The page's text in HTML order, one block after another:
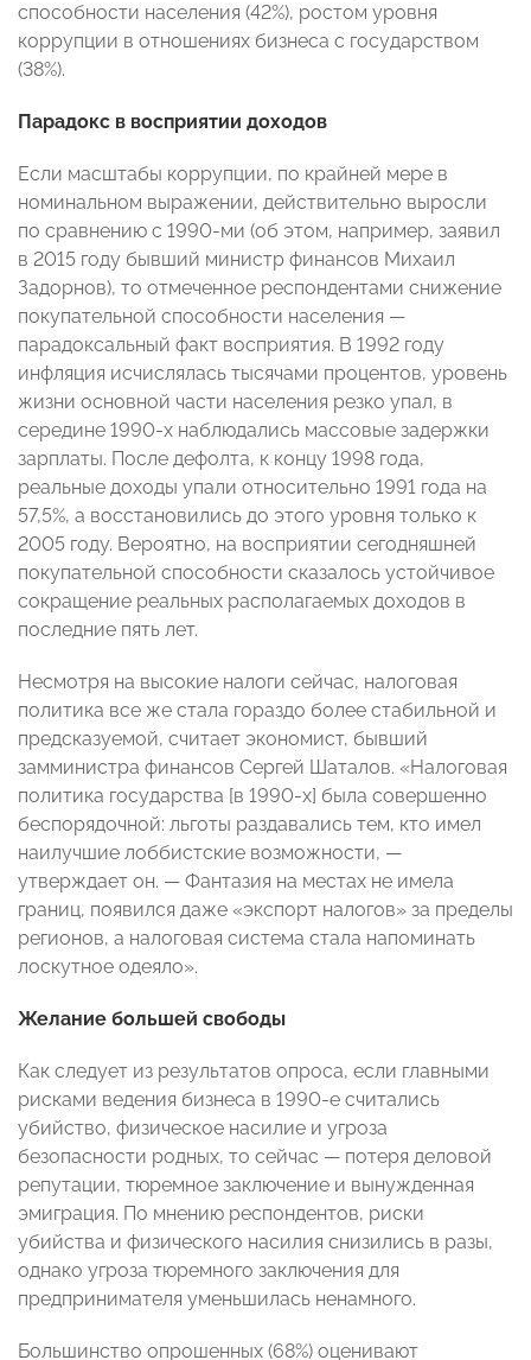
способности населения (42%), ростом уровня
коррупции в отношениях бизнеса с государством
(38%).
Парадокс в восприятии доходов
Если масштабы коррупции, по крайней мере в
номинальном выражении, действительно выросли
по сравнению с 1990-ми (об этом, например, заявил
в 2015 году бывший министр финансов Михаил
Задорнов), то отмеченное респондентами снижение
покупательной способности населения —
парадоксальный факт восприятия. В 1992 году
инфляция исчислялась тысячами процентов, уровень
жизни основной части населения резко упал, в
середине 1990-х наблюдались массовые задержки
зарплаты. После дефолта, к концу 1998 года,
реальные доходы упали относительно 1991 года на
57,5%, а восстановились до этого уровня только к
2005 году. Вероятно, на восприятии сегодняшней
покупательной способности сказалось устойчивое
сокращение реальных располагаемых доходов в
последние пять лет.
Несмотря на высокие налоги сейчас, налоговая
политика все же стала гораздо более стабильной и
предсказуемой, считает экономист, бывший
замминистра финансов Сергей Шаталов. «Налоговая
политика государства [в 1990-х] была совершенно
беспорядочной: льготы раздавались тем, кто имел
наилучшие лоббистские возможности, —
утверждает он. — Фантазия на местах не имела
границ, появился даже «экспорт налогов» за пределы
регионов, а налоговая система стала напоминать
лоскутное одеяло».
Желание большей свободы
Как следует из результатов опроса, если главными
рисками ведения бизнеса в 1990-е считались
убийство, физическое насилие и угроза
безопасности родных, то сейчас — потеря деловой
репутации, тюремное заключение и вынужденная
эмиграция. По мнению респондентов, риски
убийства и физического насилия снизились в разы,
однако угроза тюремного заключения для
предпринимателя уменьшилась ненамного.
Большинство опрошенных (68%) оценивают